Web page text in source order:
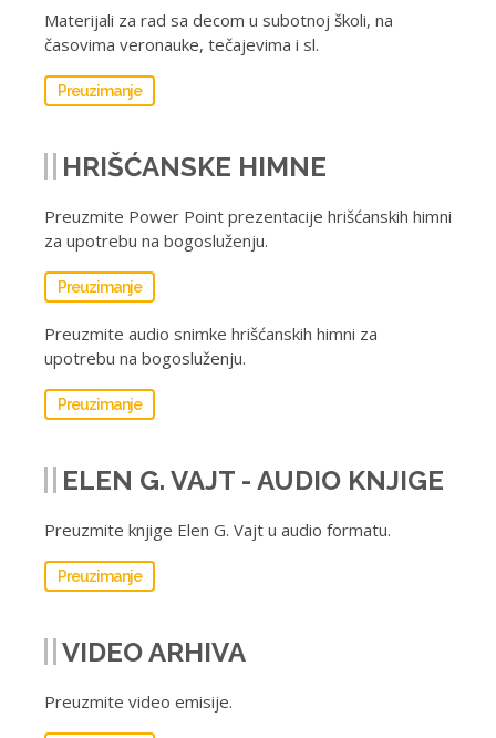
Materijali za rad sa decom u subotnoj školi, na
časovima veronauke, tečajevima i sl.
Preuzimanje
HRIŠĆANSKE HIMNE
Preuzmite Power Point prezentacije hrišćanskih himni
za upotrebu na bogosluženju.
Preuzimanje
Preuzmite audio snimke hrišćanskih himni za
upotrebu na bogosluženju.
Preuzimanje
ELEN G. VAJT - AUDIO KNJIGE
Preuzmite knjige Elen G. Vajt u audio formatu.
Preuzimanje
VIDEO ARHIVA
Preuzmite video emisije.